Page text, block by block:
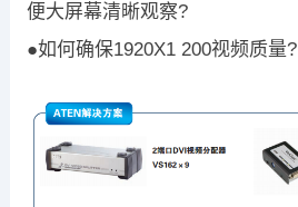
便大屏幕清晰观察?
●如何确保1920X1 200视频质量?